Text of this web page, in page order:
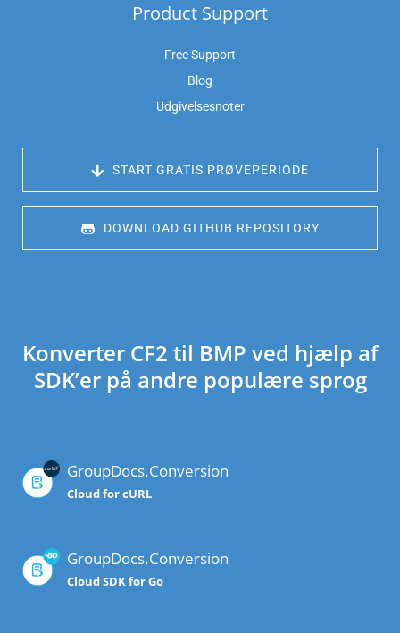
Product Support
Free Support
Blog
Udgivelsesnoter
START GRATIS PRØVEPERIODE
DOWNLOAD GITHUB REPOSITORY
Konverter CF2 til BMP ved hjælp af
SDK’er på andre populære sprog
GroupDocs.Conversion
Cloud for cURL
GroupDocs.Conversion
Cloud SDK for Go